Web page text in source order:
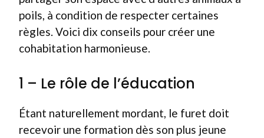
poils, à condition de respecter certaines
règles. Voici dix conseils pour créer une
cohabitation harmonieuse.
1 – Le rôle de l’éducation
Étant naturellement mordant, le furet doit
recevoir une formation dès son plus jeune